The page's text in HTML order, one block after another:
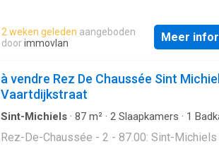
bâtiment se démarque visuellement !
qui contraste avec la structure en bois de la
supplémentaire et surtout un aspect frais et
contemporain. Outre l'aspect vi
2 weken geleden aangeboden
doorimmovlan Meer
à vendre Rez De Chaussée Sint
Vaartdijkstraat
Sint-Michiels · 87 m² · 2 Slaapkamers · 1
Rez-De-Chaussée - 2 - 87.00: Sint-